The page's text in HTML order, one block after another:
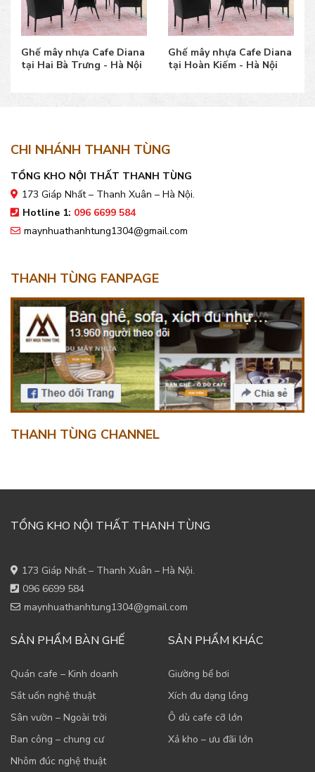
nhựa Cafe Diana
Bà Trưng - Hà Nội
Ghế mây nhựa Cafe Diana
tại Hoàn Kiếm - Hà Nội
Ghế
tại Ba
CHI NHÁNH THANH TÙNG
TỔNG KHO NỘI THẤT THANH TÙNG
173 Giáp Nhất – Thanh Xuân – Hà Nội.
Hotline 1: 096 6699 584
maynhuathanhtung1304@gmail.com
THANH TÙNG FANPAGE
THANH TÙNG CHANNEL
TỔNG KHO NỘI THẤT THANH TÙNG
173 Giáp Nhất – Thanh Xuân – Hà Nội.
096 6699 584
maynhuathanhtung1304@gmail.com
SẢN PHẨM BÀN GHẾ
Quán cafe – Kinh doanh
Sắt uốn nghệ thuật
Sân vườn – Ngoài trời
Ban công – chung cư
Nhôm đúc nghệ thuật
SẢN PHẨM KHÁC
Giường bể bơi
Xích đu dạng lồng
Ô dù cafe cỡ lớn
Xả kho – ưu đãi lớn